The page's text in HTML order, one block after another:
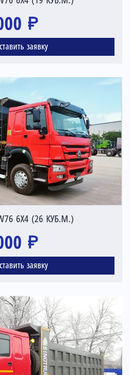
₽
заявку
6X4 (26 КУБ.М.)
₽
заявку